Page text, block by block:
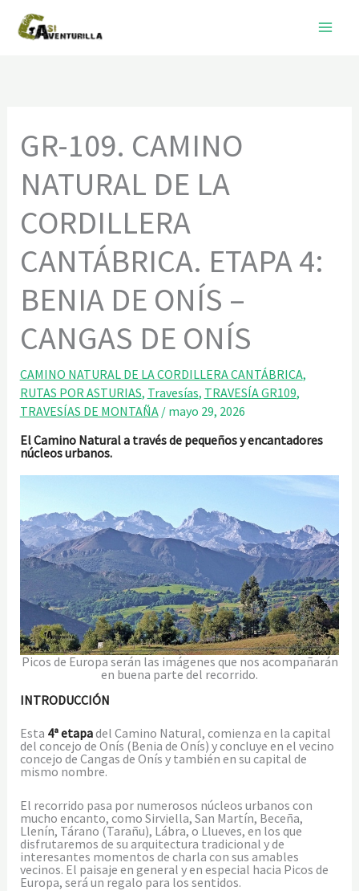
contenido
GR-109. CAMINO
NATURAL DE LA
CORDILLERA
CANTÁBRICA. ETAPA 4:
BENIA DE ONÍS –
CANGAS DE ONÍS
CAMINO NATURAL DE LA CORDILLERA CANTÁBRICA,
RUTAS POR ASTURIAS, Travesías, TRAVESÍA GR109,
TRAVESÍAS DE MONTAÑA/ mayo 29, 2026
El Camino Natural a través de pequeños y encantadores
núcleos urbanos.
Picos de Europa serán las imágenes que nos acompañarán
en buena parte del recorrido.
INTRODUCCIÓN
Esta 4ª etapadel Camino Natural, comienza en la capital
del concejo de Onís (Benia de Onís) y concluye en el vecino
concejo de Cangas de Onís y también en su capital de
mismo nombre.
El recorrido pasa por numerosos núcleos urbanos con
mucho encanto, como Sirviella, San Martín, Beceña,
Llenín, Tárano (Tarañu), Lábra, o Llueves, en los que
disfrutaremos de su arquitectura tradicional y de
interesantes momentos de charla con sus amables
vecinos. El paisaje en general y en especial hacia Picos de
Europa, será un regalo para los sentidos.